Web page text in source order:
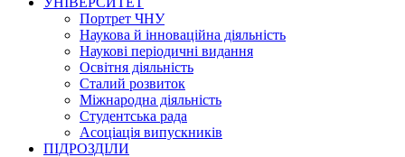
Портрет ЧНУ
Наукова й інноваційна діяльність
Наукові періодичні видання
Освітня діяльність
Сталий розвиток
Міжнародна діяльність
Студентська рада
Асоціація випускників
ПІДРОЗДІЛИ